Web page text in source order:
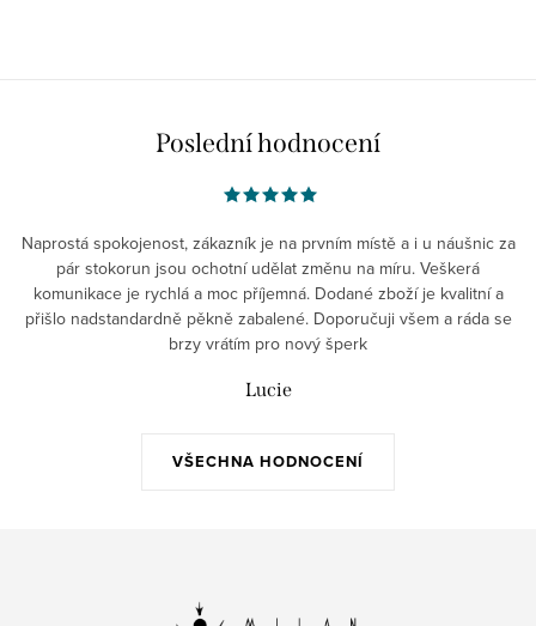
Poslední hodnocení
VŠECHNA HODNOCENÍ
Naprostá spokojenost, zákazník je na prvním místě a i u náušnic za
pár stokorun jsou ochotní udělat změnu na míru. Veškerá
komunikace je rychlá a moc příjemná. Dodané zboží je kvalitní a
přišlo nadstandardně pěkně zabalené. Doporučuji všem a ráda se
brzy vrátím pro nový šperk
Lucie